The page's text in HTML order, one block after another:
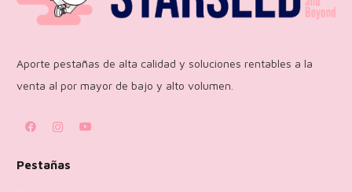
Aporte pestañas de alta calidad y soluciones rentables a la
venta al por mayor de bajo y alto volumen.
Pestañas